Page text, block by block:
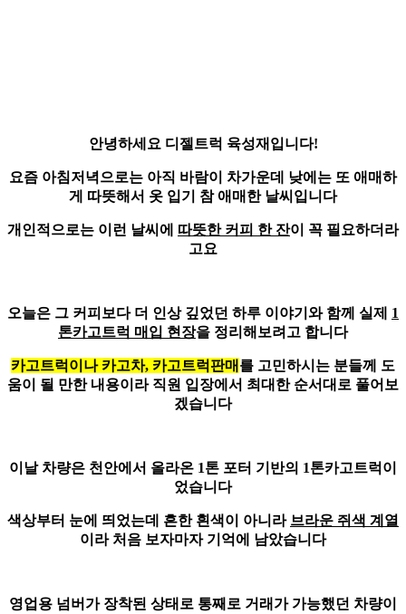
안녕하세요 디젤트럭 육성재 입니다!
요즘 아침저녁으로는 아직 바람이 차가운데 낮에는 또 애매하
게 따뜻해서 옷 입기 참 애매한 날씨입니다
개인적으로는 이런 날씨에 따뜻한 커피 한 잔이 꼭 필요하더라
고요
오늘은 그 커피보다 더 인상 깊었던 하루 이야기와 함께 실제 1
톤카고트럭 매입 현장을 정리해보려고 합니다
카고트럭이나 카고차, 카고트럭판매 를 고민하시는 분들께 도
움이 될 만한 내용이라 직원 입장에서 최대한 순서대로 풀어보
겠습니다
이날 차량은 천안에서 올라온 1톤 포터 기반의 1톤카고트럭이
었습니다
색상부터 눈에 띄었는데 흔한 흰색이 아니라 브라운 쥐색 계열
이라 처음 보자마자 기억에 남았습니다
영업용 넘버가 장착된 상태로 통째로 거래가 가능했던 차량이